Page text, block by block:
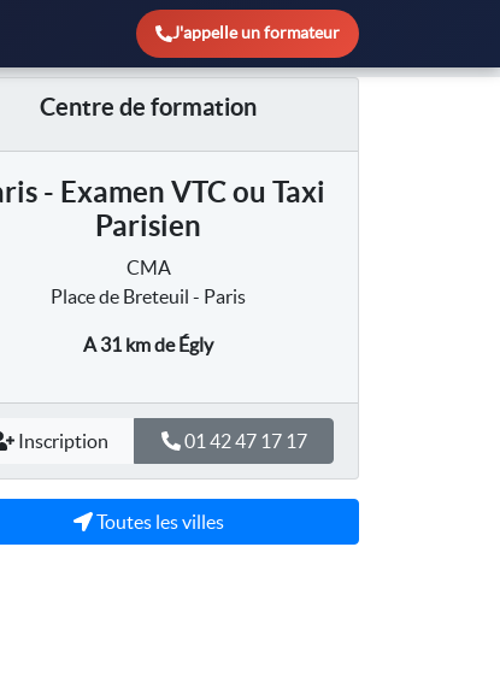
J'appelle un formateur
Centre de formation
- Examen VTC ou Taxi
Parisien
CMA
Place de Breteuil - Paris
A 31 kmde Égly
Inscription 01 42 47 17 17
Toutes les villes